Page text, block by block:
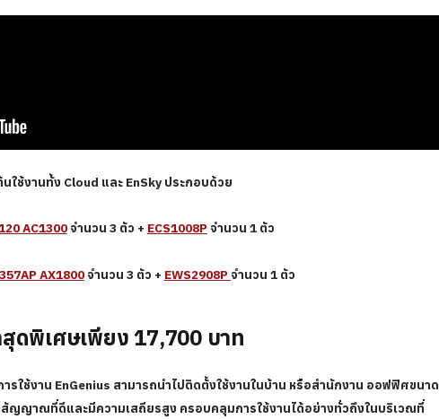
ใช้งานทั้ง Cloud และ EnSky ประกอบด้วย
AC1300จำนวน 3 ตัว + ECS1008P จำนวน 1 ตัว
AX1800จำนวน 3 ตัว + EWS2908P จำนวน 1 ตัว
สุดพิเศษเพียง17,700บาท
ารใช้งาน EnGenius สามารถนำไปติดตั้งใช้งานในบ้าน หรือสำนักงาน ออฟฟิศขนาด
ญญาณที่ดีและมีความเสถียรสูง ครอบคลุมการใช้งานได้อย่างทั่วถึงในบริเวณที่